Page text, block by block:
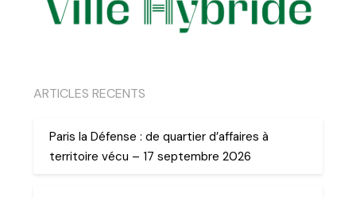
ARTICLES RECENTS
Paris la Défense : de quartier d’affaires à
territoire vécu – 17 septembre 2026